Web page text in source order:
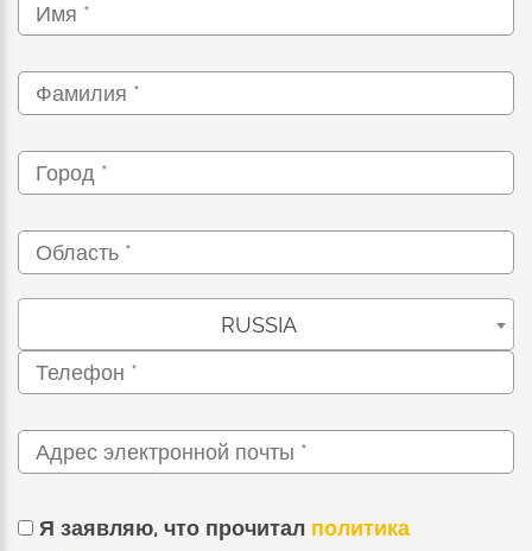
RUSSIA
Я заявляю, что прочитал политика